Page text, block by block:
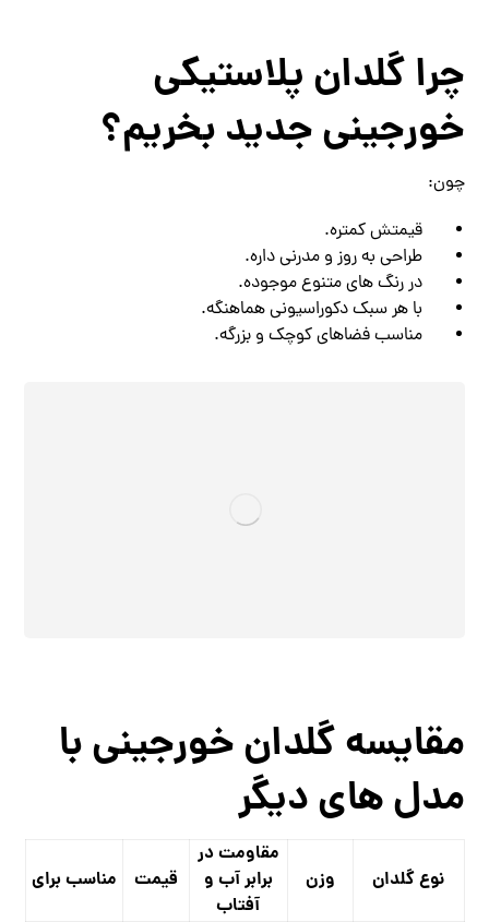
چرا گلدان پلاستیکی
خورجینی جدید بخریم؟
چون:
قیمتش کمتره.
طراحی به ‌روز و مدرنی داره.
در رنگ ‌های متنوع موجوده.
با هر سبک دکوراسیونی هماهنگه.
مناسب فضاهای کوچک و بزرگه.
مقایسه گلدان خورجینی با
مدل‌ های دیگر
نوع گلدان وزن
مقاومت در
برابر آب و
آفتاب
قیمت مناسب برای